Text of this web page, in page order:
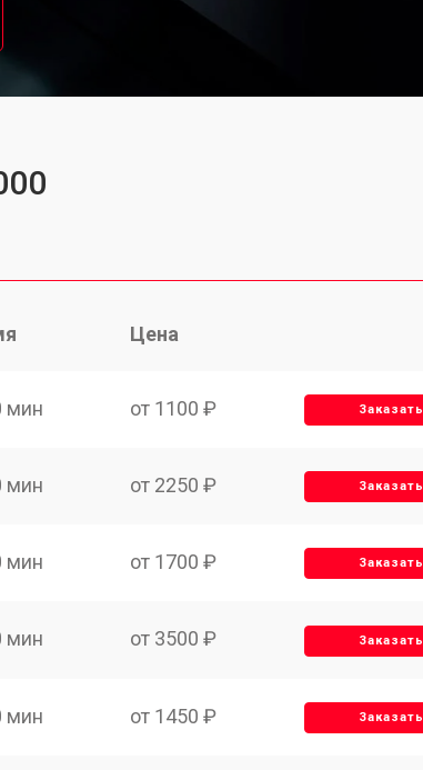
Цена
мин от 1100 ₽ Заказать
мин от 2250 ₽ Заказать
мин от 1700 ₽ Заказать
мин от 3500 ₽ Заказать
мин от 1450 ₽ Заказать